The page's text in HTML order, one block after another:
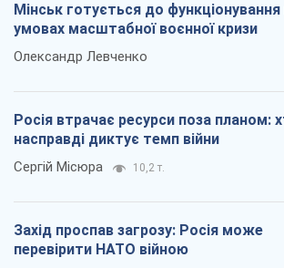
Мінськ готується до функціонування
умовах масштабної воєнної кризи
Олександр Левченко
Росія втрачає ресурси поза планом:
насправді диктує темп війни
Сергій Місюра 10,2 т.
Захід проспав загрозу: Росія може
перевірити НАТО війною